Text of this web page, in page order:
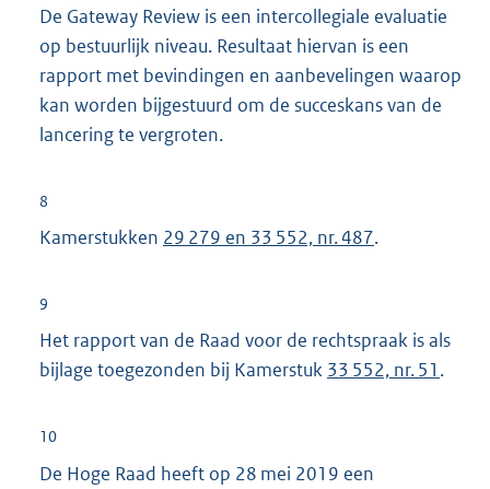
:
n
k
:
De Gateway Review is een intercollegiale evaluatie
op bestuurlijk niveau. Resultaat hiervan is een
rapport met bevindingen en aanbevelingen waarop
kan worden bijgestuurd om de succeskans van de
lancering te vergroten.
8
Kamerstukken 29 279 en 33 552, nr. 487.
9
Het rapport van de Raad voor de rechtspraak is als
bijlage toegezonden bij Kamerstuk 33 552, nr. 51 .
10
De Hoge Raad heeft op 28 mei 2019 een